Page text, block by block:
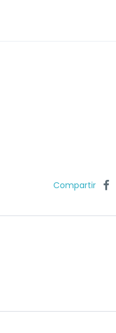
Compartir